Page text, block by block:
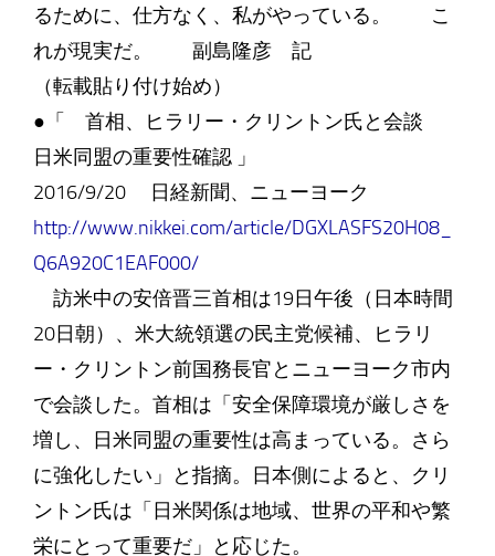
るために、仕方なく、私がやっている。 こ
れが現実だ。 副島隆彦 記
（転載貼り付け始め）
●「 首相、ヒラリー・クリントン氏と会談
日米同盟の重要性確認 」
2016/9/20 日経新聞、ニューヨーク
http://www.nikkei.com/article/DGXLASFS20H08_
Q6A920C1EAF000/
訪米中の安倍晋三首相は19日午後（日本時間
20日朝）、米大統領選の民主党候補、ヒラリ
ー・クリントン前国務長官とニューヨーク市内
で会談した。首相は「安全保障環境が厳しさを
増し、日米同盟の重要性は高まっている。さら
に強化したい」と指摘。日本側によると、クリ
ントン氏は「日米関係は地域、世界の平和や繁
栄にとって重要だ」と応じた。